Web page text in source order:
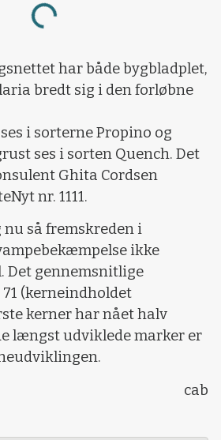
Loading...
har både bygbladplet,
bredt sig i den forløbne
i sorterne Propino og
ses i sorten Quench. Det
Ghita Cordsen
nr. 1111.
nu så fremskreden i
ikke
Det gennemsnitlige
(kerneindholdet
kerner har nået halv
længst udviklede marker er
cab